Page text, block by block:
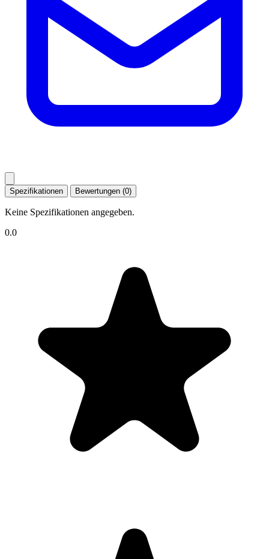
Spezifikationen Bewertungen (0)
Keine Spezifikationen angegeben.
0.0